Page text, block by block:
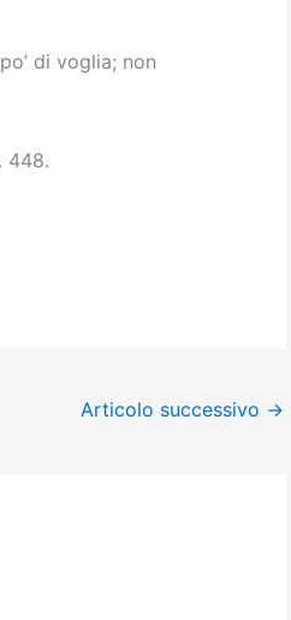
di voglia; non
448.
Articolo successivo →